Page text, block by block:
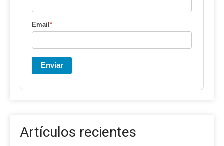
Email*
Enviar
Artículos recientes